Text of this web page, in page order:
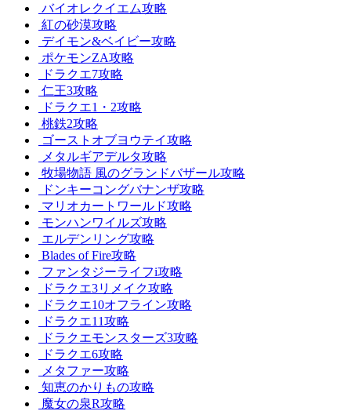
バイオレクイエム攻略
紅の砂漠攻略
デイモン&ベイビー攻略
ポケモンZA攻略
ドラクエ7攻略
仁王3攻略
ドラクエ1・2攻略
桃鉄2攻略
ゴーストオブヨウテイ攻略
メタルギアデルタ攻略
牧場物語 風のグランドバザール攻略
ドンキーコングバナンザ攻略
マリオカートワールド攻略
モンハンワイルズ攻略
エルデンリング攻略
Blades of Fire攻略
ファンタジーライフi攻略
ドラクエ3リメイク攻略
ドラクエ10オフライン攻略
ドラクエ11攻略
ドラクエモンスターズ3攻略
ドラクエ6攻略
メタファー攻略
知恵のかりもの攻略
魔女の泉R攻略